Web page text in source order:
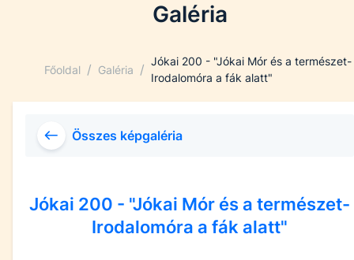
Galéria
Főoldal / Galéria /
Jókai 200 - "Jókai Mór és a természet-
Irodalomóra a fák alatt"
Összes képgaléria
Jókai 200 - "Jókai Mór és a természet-
Irodalomóra a fák alatt"